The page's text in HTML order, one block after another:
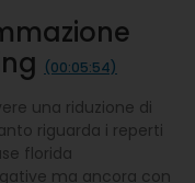
(00:05:54)
una riduzione di
riguarda i reperti
florida
ma ancora con